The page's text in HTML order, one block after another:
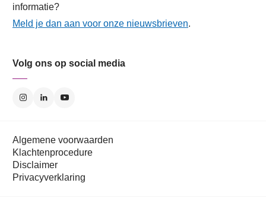
informatie?
Meld je dan aan voor onze nieuwsbrieven.
Volg ons op social media
Algemene voorwaarden
Klachtenprocedure
Disclaimer
Privacyverklaring